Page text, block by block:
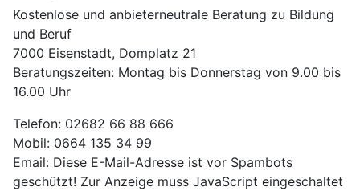
Kostenlose und anbieterneutrale Beratung zu Bildung
und Beruf
7000 Eisenstadt, Domplatz 21
Beratungszeiten: Montag bis Donnerstag von 9.00 bis
16.00 Uhr
Telefon: 02682 66 88 666
Mobil: 0664 135 34 99
Email: Diese E-Mail-Adresse ist vor Spambots
geschützt! Zur Anzeige muss JavaScript eingeschaltet